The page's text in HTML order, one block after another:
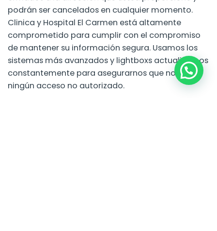
podrán ser cancelados en cualquier momento.
Clinica y Hospital El Carmen está altamente
comprometido para cumplir con el compromiso
de mantener su información segura. Usamos los
sistemas más avanzados y lightboxs actualizamos
constantemente para asegurarnos que no exista
ningún acceso no autorizado.